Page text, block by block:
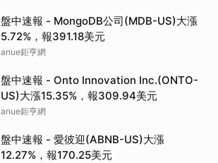
盤中速報 - MongoDB公司(MDB-US)大漲
5.72%，報391.18美元
anue鉅亨網
盤中速報 - Onto Innovation Inc.(ONTO-
US)大漲15.35%，報309.94美元
anue鉅亨網
盤中速報 - 愛彼迎(ABNB-US)大漲
12.27%，報170.25美元